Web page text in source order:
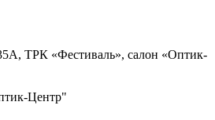
ТРК «Фестиваль», салон «Оптик-
Центр"